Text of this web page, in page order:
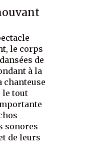
le corps
de
à la
chanteuse
le tout
sonores
de leurs